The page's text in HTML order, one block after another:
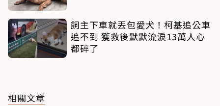
飼主下車就丟包愛犬！柯基追公車
追不到 獲救後默默流淚13萬人心
都碎了
相關文章